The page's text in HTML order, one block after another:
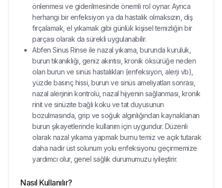
önlenmesi ve giderilmesinde önemli rol oynar. Ayrıca
herhangi bir enfeksiyon ya da hastalık olmaksızın, diş
fırçalamak, el yıkamak gibi günlük kişisel temizliğin bir
parçası olarak da sürekli uygulanabilir.
Abfen Sinus Rinse ile nazal yıkama, burunda kuruluk,
burun tıkanıklığı, geniz akıntısı, kronik öksürüğe neden
olan burun ve sinüs hastalıkları (enfeksiyon, alerji vb),
yüzde basınç hissi, burun ve sinüs ameliyatları sonrası,
nazal alerjinin kontrolü, nazal hijyenin sağlanması, kronik
rinit ve sinüzite bağlı koku ve tat duyusunun
bozulmasında, grip ve soğuk algınlığından kaynaklanan
burun şikayetlerinde kullanım için uygundur. Düzenli
olarak nazal yıkama yapmak burnu temiz ve açık tutarak
daha nadir üst solunum yolu enfeksiyonu geçirmemize
yardımcı olur, genel sağlık durumumuzu iyileştirir.
Nasıl Kullanılır?